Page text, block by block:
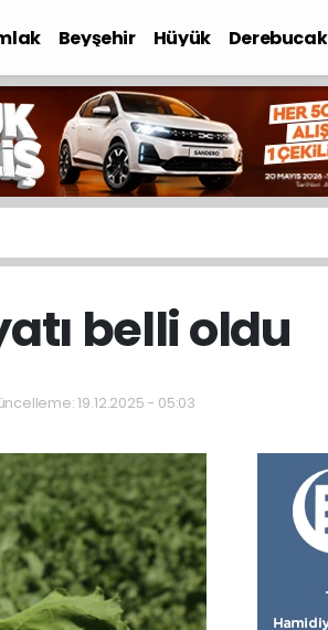
Beyşehir Hüyük Derebucak
belli oldu
19.12.2025 - 05:03